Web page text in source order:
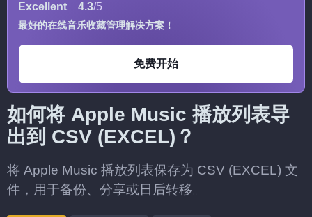
Excellent 4.3/5
最好的在线音乐收藏管理解决方案！
免费开始
如何将 Apple Music 播放列表导
出到 CSV (EXCEL)？
将 Apple Music 播放列表保存为 CSV (EXCEL) 文
件，用于备份、分享或日后转移。